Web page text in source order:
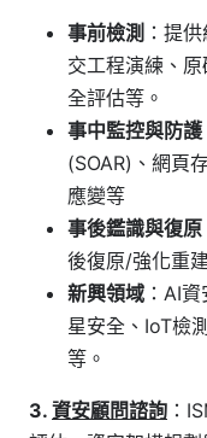
事前檢測 ：提
交工程演練、
全評估等。
事中監控與防護
(SOAR)、網頁
應變等
事後鑑識與復原
後復原/強化重
新興領域 ：AI
星安全、IoT檢
等。
3. 資安顧問諮詢 ：